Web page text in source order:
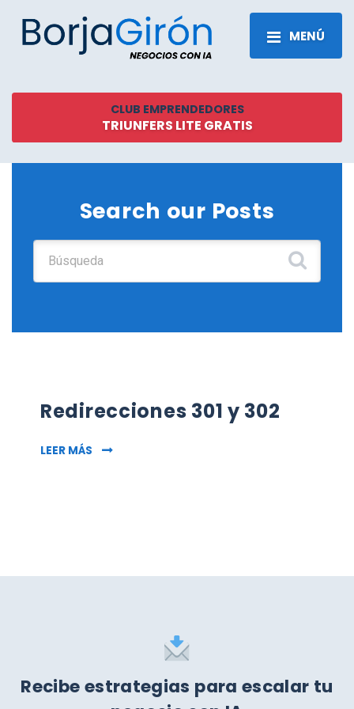
MENÚ
CLUB EMPRENDEDORES
TRIUNFERS LITE GRATIS
Search our Posts
Redirecciones 301 y 302
LEER MÁS REDIRECCIONES 301 Y 302
Recibe estrategias para escalar tu